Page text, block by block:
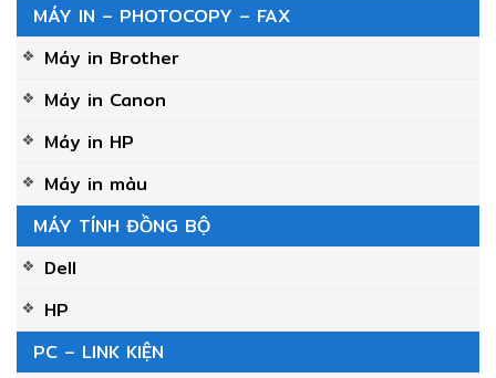
MÁY IN – PHOTOCOPY – FAX
Máy in Brother
Máy in Canon
Máy in HP
Máy in màu
MÁY TÍNH ĐỒNG BỘ
Dell
HP
PC – LINK KIỆN